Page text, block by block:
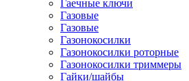
Гаечные ключи
Газовые
Газовые
Газонокосилки
Газонокосилки роторные
Газонокосилки триммеры
Гайки/шайбы